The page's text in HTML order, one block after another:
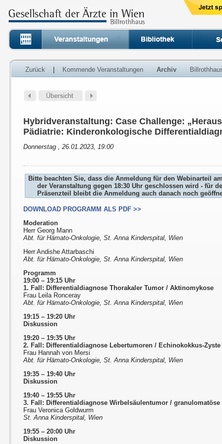
Zurück Kommende Veranstaltungen Archiv
Hybridveranstaltung: Case Challenge:
Pädiatrie: Kinderonkologische
Donnerstag , 26.01.2023, 19:00
Bitte beachten Sie, dass die Anmeldung für den Webinarteil
der Veranstaltung gegen 18:30 Uhr geschlossen wird - für
Präsenzteil bleibt die Anmeldung auch danach noch
DOWNLOAD PROGRAMM ALS PDF >>
Moderation
Herr Georg Mann
Abt. für Hämato-Onkologie, St. Anna Kinderspital, Wien
Herr Andishe Attarbaschi
Abt. für Hämato-Onkologie, St. Anna Kinderspital, Wien
Programm
19:00 – 19:15 Uhr
1. Fall: Differentialdiagnose Thorakaler Tumor / Aktinomykose
Frau Leila Ronceray
Abt. für Hämato-Onkologie, St. Anna Kinderspital, Wien
19:15 – 19:20 Uhr
Diskussion
19:20 – 19:35 Uhr
2. Fall: Differentialdiagnose Lebertumoren / Echinokokkus-Zyste
Frau Hannah von Mersi
Abt. für Hämato-Onkologie, St. Anna Kinderspital, Wien
19:35 – 19:40 Uhr
Diskussion
19:40 – 19:55 Uhr
3. Fall: Differentialdiagnose Wirbelsäulentumor /
Frau Veronica Goldwurm
St. Anna Kinderspital, Wien
19:55 – 20:00 Uhr
Diskussion